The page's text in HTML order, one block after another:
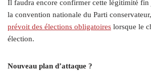
Il faudra encore confirmer cette légitimité
la convention nationale du Parti
prévoit des élections obligatoires lorsque le
élection.
Nouveau plan d’attaque ?